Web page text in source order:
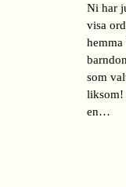
Ni har
visa
som
liksom!
en…